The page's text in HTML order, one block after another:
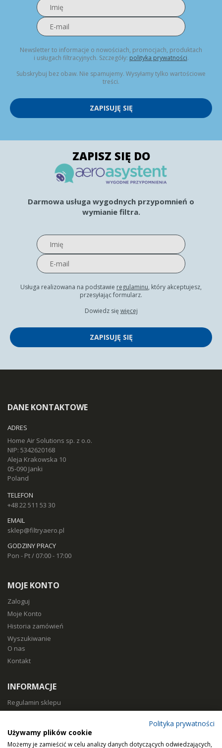
Newsletter to informacje o nowościach, promocjach, produktach
i usługach filtracyjnych. Szczegóły: polityka prywatności.
Subskrybuj bez obaw. Nie spamujemy. Wysyłamy tylko wartościowe
treści.
ZAPISUJĘ SIĘ
ZAPISZ SIĘ DO
Darmowa usługa wygodnych przypomnień o
wymianie filtra.
Usługa realizowana na podstawie regulaminu, który akceptujesz,
przesyłając formularz.
Dowiedz się więcej
ZAPISUJĘ SIĘ
DANE KONTAKTOWE
ADRES
Home Air Solutions sp. z o.o.
NIP: 5342620168
Aleja Krakowska 10
05-090 Janki
Poland
TELEFON
+48 22 511 53 30
EMAIL
sklep@filtryaero.pl
GODZINY PRACY
Pon - Pt / 07:00 - 17:00
MOJE KONTO
Zaloguj
Moje Konto
Historia zamówień
Wyszukiwanie
O nas
Kontakt
INFORMACJE
Regulamin sklepu
Koszty i czas dostawy
Polityka prywatności
Używamy plików cookie
Możemy je zamieścić w celu analizy danych dotyczących odwiedzających,